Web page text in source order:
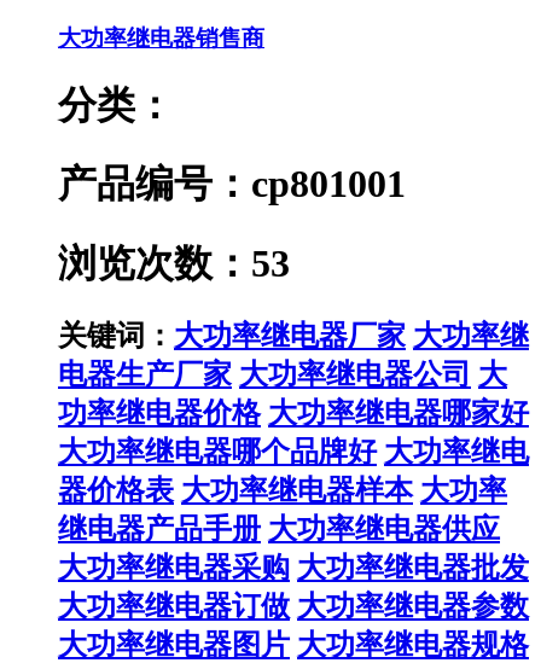
大功率继电器销售商
分类：
产品编号：cp801001
浏览次数：53
关键词： 大功率继电器厂家 大功率继
电器生产厂家 大功率继电器公司 大
功率继电器价格 大功率继电器哪家好
大功率继电器哪个品牌好 大功率继电
器价格表 大功率继电器样本 大功率
继电器产品手册 大功率继电器供应
大功率继电器采购 大功率继电器批发
大功率继电器订做 大功率继电器参数
大功率继电器图片 大功率继电器规格